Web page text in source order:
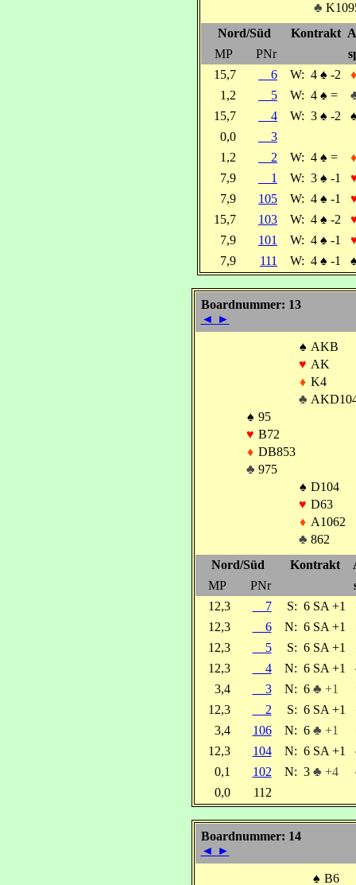
♣
Nord/Süd
Kontrakt
MP
PNr
15,7
6 W: 4 ♠ -2
♦
1,2
5 W: 4 ♠ =
15,7
4 W: 3 ♠ -2
0,0
3
1,2
2 W: 4 ♠ =
♦
7,9
1 W: 3 ♠ -1
7,9
105 W: 4 ♠ -1
15,7
103 W: 4 ♠ -2
7,9
101 W: 4 ♠ -1
7,9
111 W: 4 ♠ -1
Boardnummer: 13
◄ ►
♠ AKB
♥ AK
♦ K4
♣
♠ 95
♥ B72
♦ DB853
♣ 975
♠ D104
♥ D63
♦ A1062
♣ 862
Nord/Süd
Kontrakt
MP
PNr
12,3
7 S: 6 SA +1
12,3
6 N: 6 SA +1
12,3
5 S: 6 SA +1
12,3
4 N: 6 SA +1
3,4
3 N: 6 ♣ +1
12,3
2 S: 6 SA +1
3,4
106 N: 6 ♣ +1
12,3
104 N: 6 SA +1
0,1
102 N: 3 ♣ +4
0,0
112
Boardnummer: 14
◄ ►
♠ B6